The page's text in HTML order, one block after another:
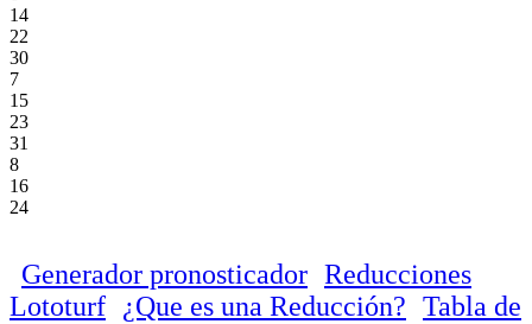
14
22
30
7
15
23
31
8
16
24
Generador pronosticador Reducciones
Lototurf
¿Que es una Reducción? Tabla de